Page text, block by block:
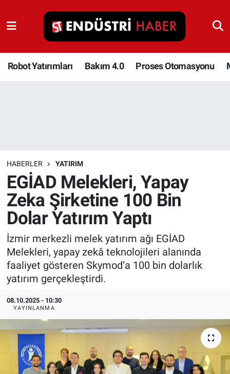
Robot Yatırımları Bakım 4.0 Proses Otomasyonu
HABERLER YATIRIM
EGİAD Melekleri, Yapay
Zeka Şirketine 100 Bin
Dolar Yatırım Yaptı
İzmir merkezli melek yatırım ağı EGİAD
Melekleri, yapay zekâ teknolojileri alanında
faaliyet gösteren Skymod’a 100 bin dolarlık
yatırım gerçekleştirdi.
08.10.2025 - 10:30
YAYINLANMA
Robot Yatırımları
Bakım 4.0
Depolama Çözümleri
İnşaat ve Malzeme
HaberOrtak
EndüstriST
Enerjisini Üreten Fabrikalar
Endüstri 4.0 Uygulamaları
Ağır Sanayi Çözümleri